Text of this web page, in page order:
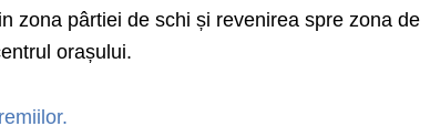
zona pârtiei de schi și revenirea spre zona de
orașului.